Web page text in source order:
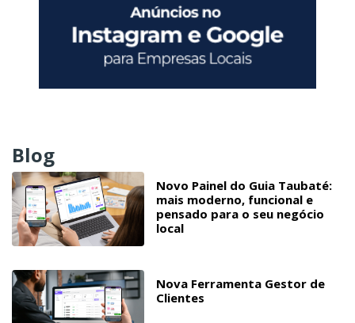
Blog
Novo Painel do Guia Taubaté:
mais moderno, funcional e
pensado para o seu negócio
local
Nova Ferramenta Gestor de
Clientes